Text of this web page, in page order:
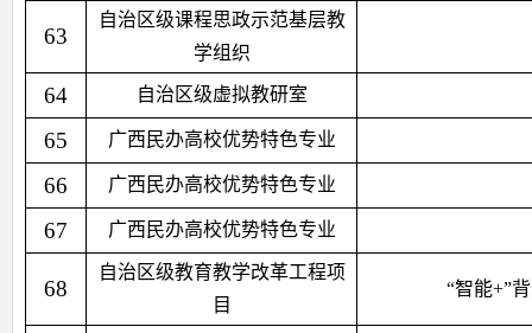
63
自治区级课程思政示范基层教
学组织
64 自治区级虚拟教研室
65 广西民办高校优势特色专业
66 广西民办高校优势特色专业
67 广西民办高校优势特色专业
68
自治区级教育教学改革工程项
目
“智能+”